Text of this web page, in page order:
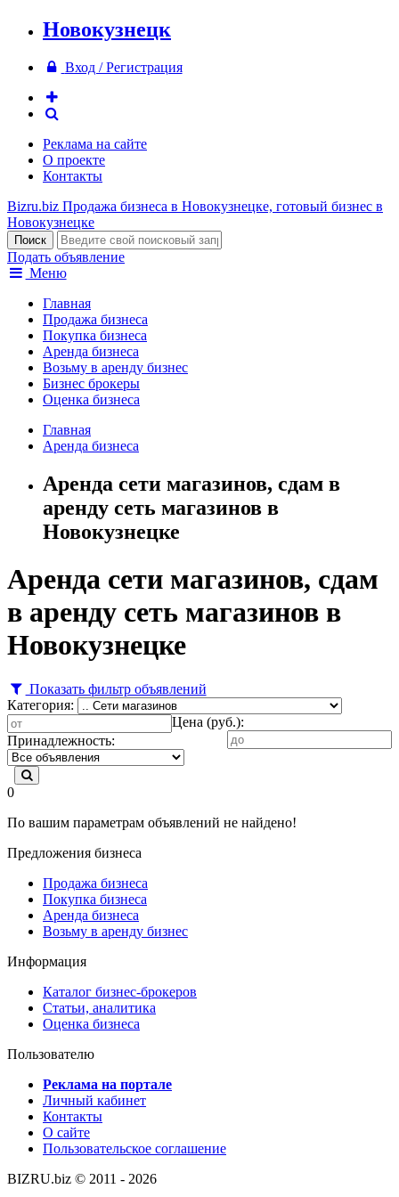
Новокузнецк
Вход / Регистрация
Реклама на сайте
О проекте
Контакты
Bizru.biz Продажа бизнеса в Новокузнецке, готовый бизнес в
Новокузнецке
Подать объявление
Меню
Главная
Продажа бизнеса
Покупка бизнеса
Аренда бизнеса
Возьму в аренду бизнес
Бизнес брокеры
Оценка бизнеса
Главная
Аренда бизнеса
Аренда сети магазинов, сдам в
аренду сеть магазинов в
Новокузнецке
Аренда сети магазинов, сдам
в аренду сеть магазинов в
Новокузнецке
Показать фильтр объявлений
Категория:
Цена (руб.):
Принадлежность:
0
По вашим параметрам объявлений не найдено!
Предложения бизнеса
Продажа бизнеса
Покупка бизнеса
Аренда бизнеса
Возьму в аренду бизнес
Информация
Каталог бизнес-брокеров
Статьи, аналитика
Оценка бизнеса
Пользователю
Реклама на портале
Личный кабинет
Контакты
О сайте
Пользовательское соглашение
BIZRU.biz © 2011 - 2026